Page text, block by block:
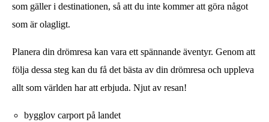
som gäller i destinationen, så att du inte kommer att göra något
som är olagligt.
Planera din drömresa kan vara ett spännande äventyr. Genom att
följa dessa steg kan du få det bästa av din drömresa och uppleva
allt som världen har att erbjuda. Njut av resan!
bygglov carport på landet